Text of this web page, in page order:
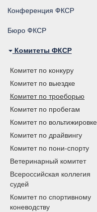
Конференция ФКСР
Бюро ФКСР
Комитеты ФКСР
Комитет по конкуру
Комитет по выездке
Комитет по троеборью
Комитет по пробегам
Комитет по вольтижировке
Комитет по драйвингу
Комитет по пони-спорту
Ветеринарный комитет
Всероссийская коллегия
судей
Комитет по спортивному
коневодству